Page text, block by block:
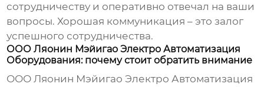
сотрудничеству и оперативно отвечал на ваши
вопросы. Хорошая коммуникация – это залог
успешного сотрудничества.
ООО Ляонин Мэйигао Электро Автоматизация
Оборудования: почему стоит обратить внимание
ООО Ляонин Мэйигао Электро Автоматизация